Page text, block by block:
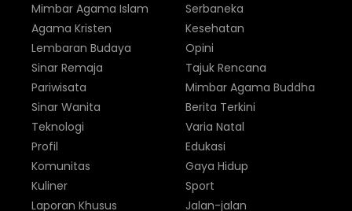
Mimbar Agama Islam
Agama Kristen
Lembaran Budaya
Sinar Remaja
Pariwisata
Sinar Wanita
Serbaneka
Kesehatan
Opini
Tajuk Rencana
Mimbar Agama Buddha
Berita Terkini
Teknologi
Profil
Komunitas
Kuliner
Laporan Khusus
Varia Natal
Edukasi
Gaya Hidup
Sport
Jalan-jalan